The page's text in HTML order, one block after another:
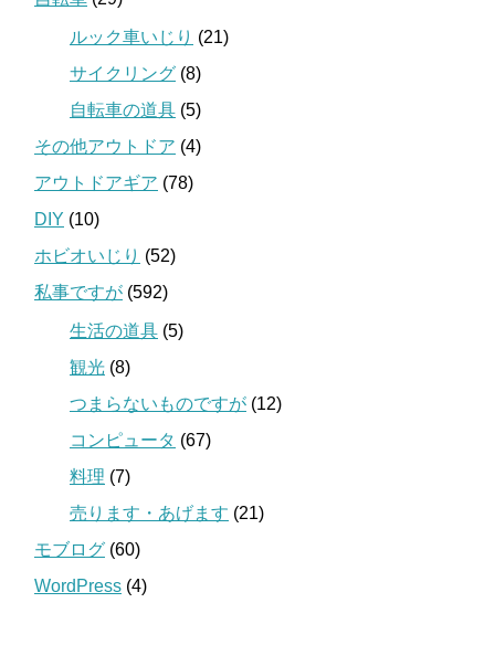
ルック車いじり (21)
サイクリング (8)
自転車の道具 (5)
その他アウトドア (4)
アウトドアギア (78)
DIY (10)
ホビオいじり (52)
私事ですが (592)
生活の道具 (5)
観光 (8)
つまらないものですが (12)
コンピュータ (67)
料理 (7)
売ります・あげます (21)
モブログ (60)
WordPress (4)